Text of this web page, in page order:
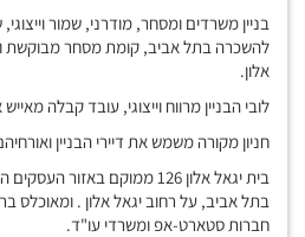
בניין משרדים ומסחר, מודרני, שמור
להשכרה בתל אביב, קומת מסחר מבוקשת
אלון.
לובי הבניין מרווח וייצוגי, עובד קבלה
חניון מקורה משמש את דיירי הבניין
בית יגאל אלון 126 ממוקם
בתל אביב, על רחוב יגאל אלון . ומאוכלס
חברות סטארט-אפ ומשרדי עו"ד.